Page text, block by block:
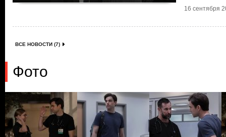
16 сентября
ВСЕ НОВОСТИ (7)
Фото